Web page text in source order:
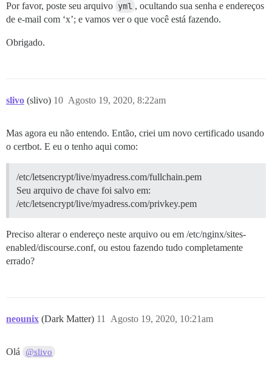
Por favor, poste seu arquivo yml , ocultando sua senha e endereços
de e-mail com ‘x’; e vamos ver o que você está fazendo.
Obrigado.
slivo (slivo) Agosto 19, 2020, 8:22am
10
Mas agora eu não entendo. Então, criei um novo certificado usando
o certbot. E eu o tenho aqui como:
/etc/letsencrypt/live/myadress.com/fullchain.pem
Seu arquivo de chave foi salvo em:
/etc/letsencrypt/live/myadress.com/privkey.pem
Preciso alterar o endereço neste arquivo ou em /etc/nginx/sites-
enabled/discourse.conf, ou estou fazendo tudo completamente
errado?
neounix (Dark Matter) Agosto 19, 2020, 10:21am
11
Olá @slivo